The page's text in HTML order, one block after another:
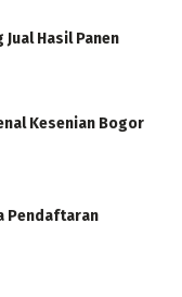
Hasil Panen
Kesenian Bogor
Pendaftaran